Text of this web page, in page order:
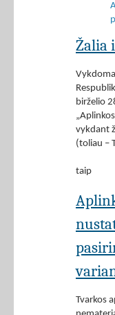
Žalia
birželio
vykdant
(toliau –
taip
Tvarkos